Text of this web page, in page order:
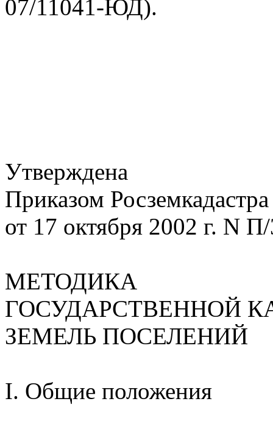
07/11041-ЮД).
Утверждена
Приказом Росземкадастра
от 17 октября 2002 г. N
МЕТОДИКА
ГОСУДАРСТВЕННОЙ
ЗЕМЕЛЬ ПОСЕЛЕНИЙ
I. Общие положения